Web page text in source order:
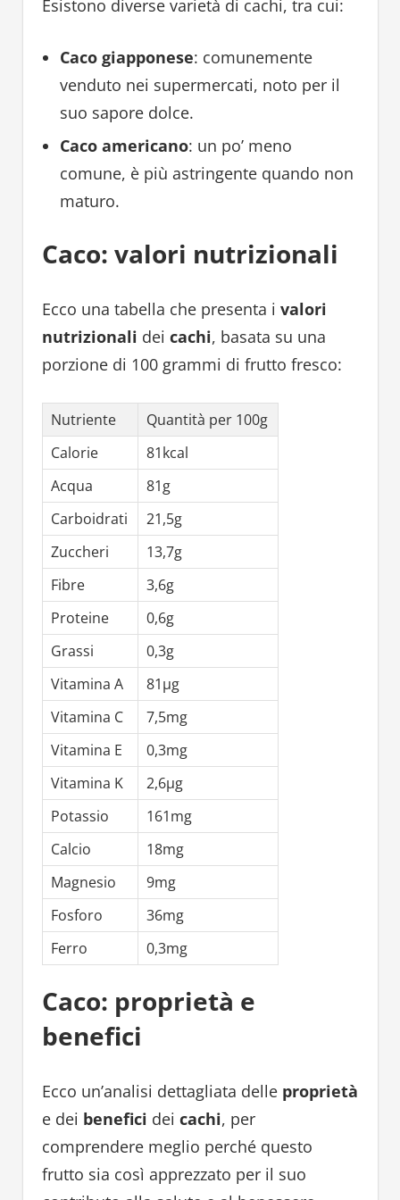
Esistono diverse varietà di cachi, tra cui:
Caco giapponese: comunemente
venduto nei supermercati, noto per il
suo sapore dolce.
Caco americano: un po’ meno
comune, è più astringente quando non
maturo.
Caco: valori nutrizionali
Ecco una tabella che presenta i valori
nutrizionali dei cachi, basata su una
porzione di 100 grammi di frutto fresco:
Nutriente
Quantità per 100g
Calorie
81kcal
Acqua
81g
Carboidrati
21,5g
Zuccheri
13,7g
Fibre
3,6g
Proteine
0,6g
Grassi
0,3g
Vitamina A
81µg
Vitamina C
7,5mg
Vitamina E
0,3mg
Vitamina K
2,6µg
Potassio
161mg
Calcio
18mg
Magnesio
9mg
Fosforo
36mg
Ferro
0,3mg
Caco: proprietà e
benefici
Ecco un’analisi dettagliata delle proprietà
e dei benefici dei cachi, per
comprendere meglio perché questo
frutto sia così apprezzato per il suo